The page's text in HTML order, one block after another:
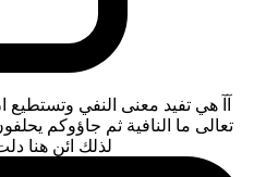
آآ هي تفيد معنى النفي وتستطيع
تعالى ما النافية ثم جاؤوكم
لذلك ائن هنا